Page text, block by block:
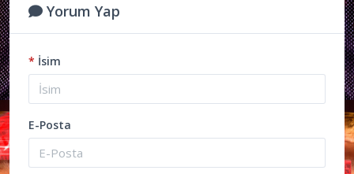
Yorum Yap
* İsim
E-Posta